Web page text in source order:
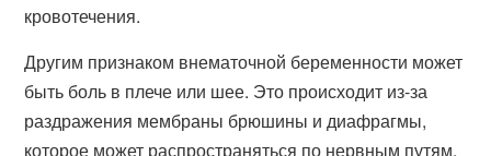
кровотечения.
Другим признаком внематочной беременности может
быть боль в плече или шее. Это происходит из-за
раздражения мембраны брюшины и диафрагмы,
которое может распространяться по нервным путям,